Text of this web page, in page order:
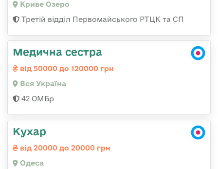
Криве Озеро
Третій відділ Первомайського РТЦК та СП
Медична сестра
від 50000 до 120000 грн
Вся Україна
42 ОМБр
Кухар
від 20000 до 20000 грн
Одеса